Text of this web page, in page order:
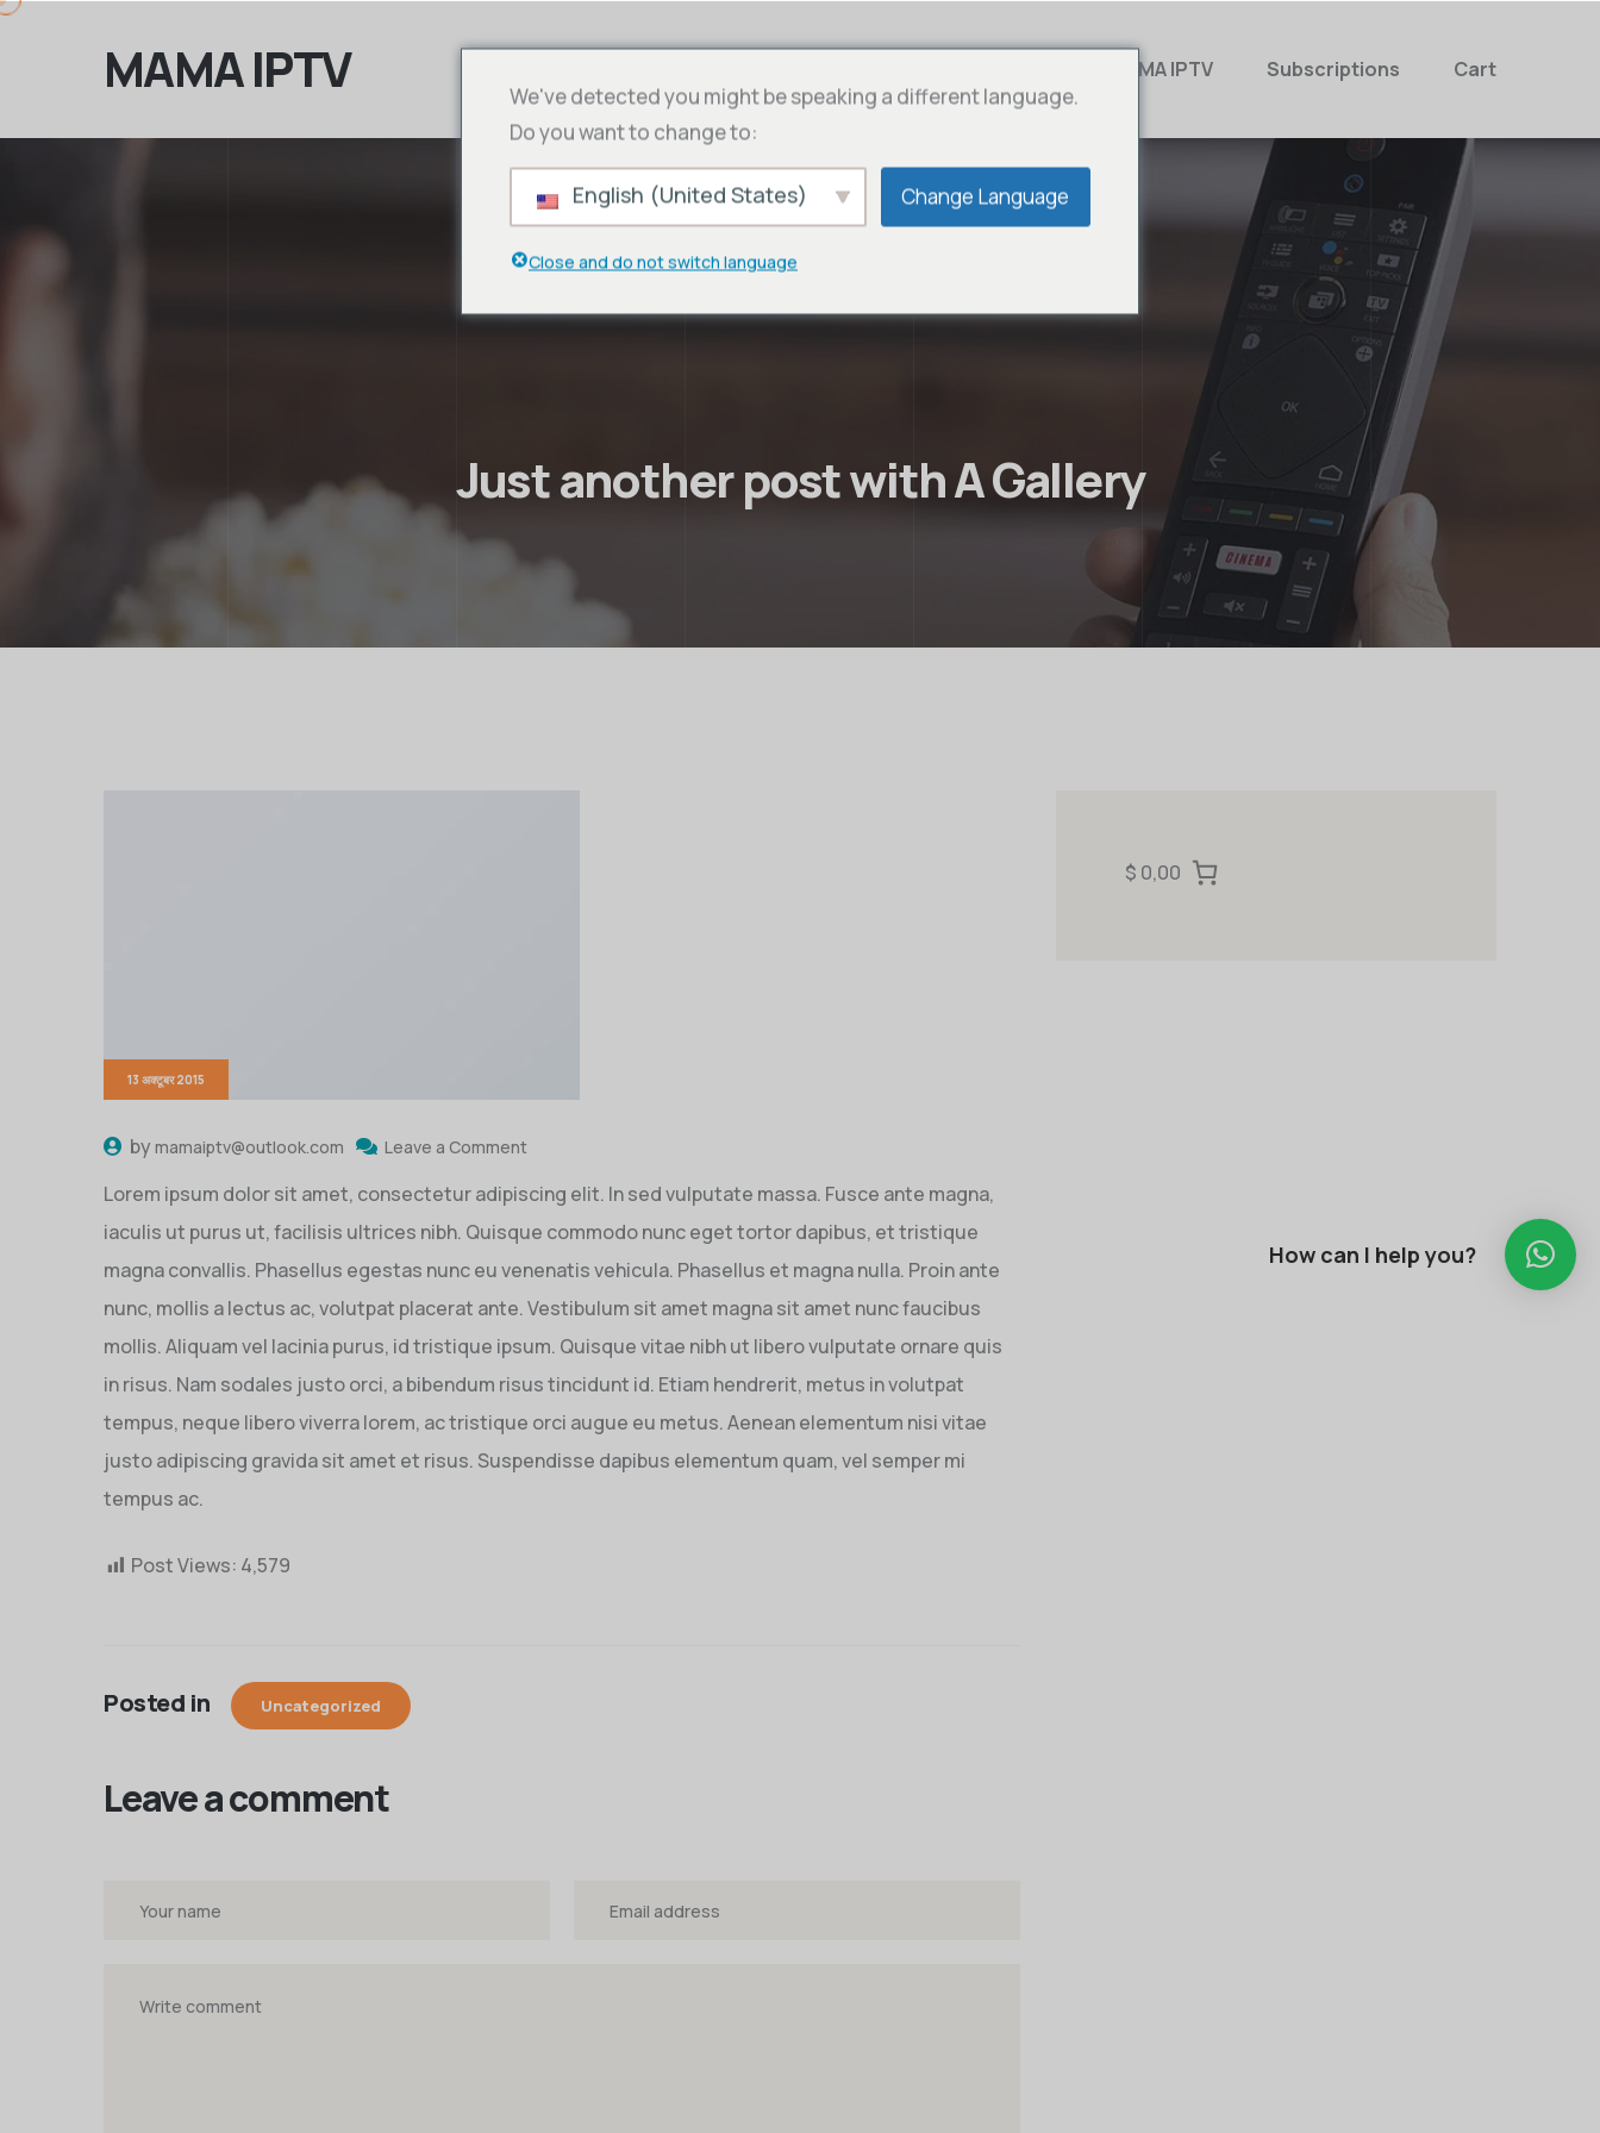
MAMA IPTV MAMA IPTV Subscriptions Cart
Just another post with A Gallery
13 अक्टूबर 2015
by mamaiptv@outlook.com Leave a Comment
Lorem ipsum dolor sit amet, consectetur adipiscing elit. In sed vulputate massa. Fusce ante magna,
iaculis ut purus ut, facilisis ultrices nibh. Quisque commodo nunc eget tortor dapibus, et tristique
magna convallis. Phasellus egestas nunc eu venenatis vehicula. Phasellus et magna nulla. Proin ante
nunc, mollis a lectus ac, volutpat placerat ante. Vestibulum sit amet magna sit amet nunc faucibus
mollis. Aliquam vel lacinia purus, id tristique ipsum. Quisque vitae nibh ut libero vulputate ornare quis
in risus. Nam sodales justo orci, a bibendum risus tincidunt id. Etiam hendrerit, metus in volutpat
tempus, neque libero viverra lorem, ac tristique orci augue eu metus. Aenean elementum nisi vitae
justo adipiscing gravida sit amet et risus. Suspendisse dapibus elementum quam, vel semper mi
tempus ac.
Post Views: 4,579
Posted in Uncategorized
Leave a comment
$ 0,00
We've detected you might be speaking a different language.
Do you want to change to:
English (United States) Change Language
Close and do not switch language
How can I help you?